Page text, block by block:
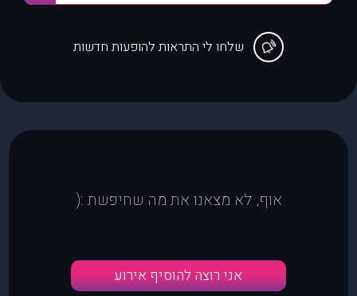
שלחו לי התראות להופעות חדשות
אוף, לא מצאנו את מה שחיפשת :(
אני רוצה להוסיף אירוע